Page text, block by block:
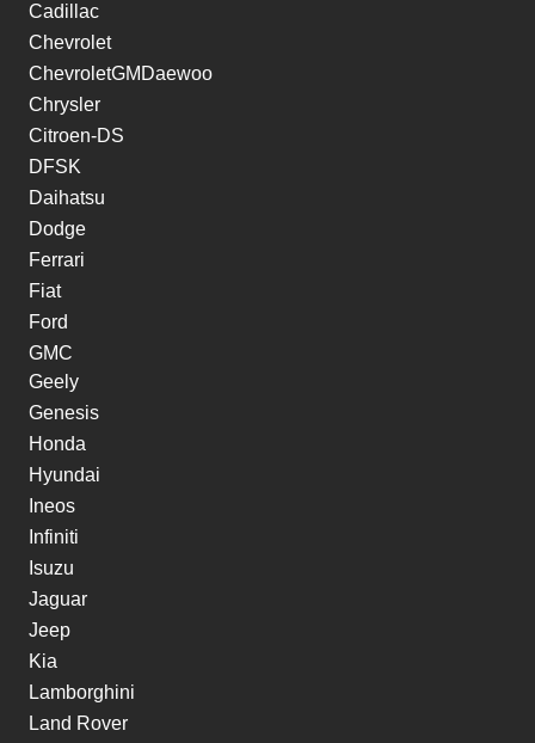
Cadillac
Chevrolet
ChevroletGMDaewoo
Chrysler
Citroen-DS
DFSK
Daihatsu
Dodge
Ferrari
Fiat
Ford
GMC
Geely
Genesis
Honda
Hyundai
Ineos
Infiniti
Isuzu
Jaguar
Jeep
Kia
Lamborghini
Land Rover